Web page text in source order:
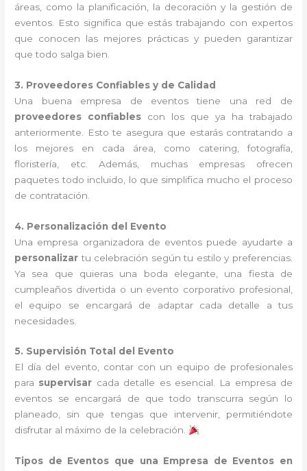
áreas, como la planificación, la decoración y la gestión de
eventos. Esto significa que estás trabajando con expertos
que conocen las mejores prácticas y pueden garantizar
que todo salga bien.
3. Proveedores Confiables y de Calidad
Una buena empresa de eventos tiene una red de
proveedores confiables con los que ya ha trabajado
anteriormente. Esto te asegura que estarás contratando a
los mejores en cada área, como catering, fotografía,
floristería, etc. Además, muchas empresas ofrecen
paquetes todo incluido, lo que simplifica mucho el proceso
de contratación.
4. Personalización del Evento
Una empresa organizadora de eventos puede ayudarte a
personalizar tu celebración según tu estilo y preferencias.
Ya sea que quieras una boda elegante, una fiesta de
cumpleaños divertida o un evento corporativo profesional,
el equipo se encargará de adaptar cada detalle a tus
necesidades.
5. Supervisión Total del Evento
El día del evento, contar con un equipo de profesionales
para supervisar cada detalle es esencial. La empresa de
eventos se encargará de que todo transcurra según lo
planeado, sin que tengas que intervenir, permitiéndote
disfrutar al máximo de la celebración.
Tipos de Eventos que una Empresa de Eventos en